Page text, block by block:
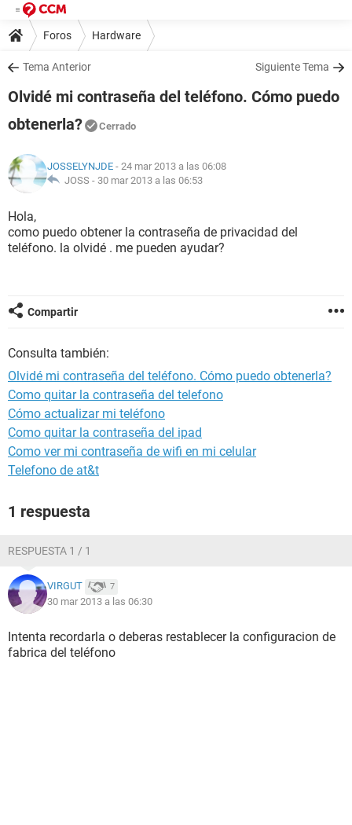
Foros Hardware
Tema Anterior Siguiente Tema
Olvidé mi contraseña del teléfono. Cómo puedo
obtenerla?
Cerrado
JOSSELYNJDE - 24 mar 2013 a las 06:08
JOSS - 30 mar 2013 a las 06:53
Hola,
como puedo obtener la contraseña de privacidad del
teléfono. la olvidé . me pueden ayudar?
Compartir
Consulta también:
Olvidé mi contraseña del teléfono. Cómo puedo obtenerla?
Como quitar la contraseña del telefono
Cómo actualizar mi teléfono
Como quitar la contraseña del ipad
Como ver mi contraseña de wifi en mi celular
Telefono de at&t
1 respuesta
RESPUESTA 1 / 1
VIRGUT 7
30 mar 2013 a las 06:30
Intenta recordarla o deberas restablecer la configuracion de
fabrica del teléfono